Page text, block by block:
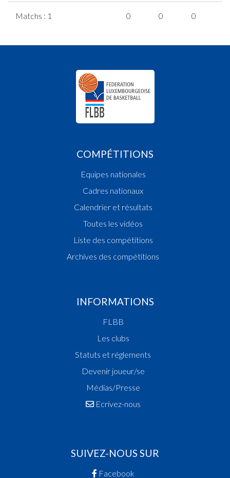
Matchs : 1 0 0 0
COMPÉTITIONS
Equipes nationales
Cadres nationaux
Calendrier et résultats
Toutes les vidéos
Liste des compétitions
Archives des compétitions
INFORMATIONS
FLBB
Les clubs
Statuts et réglements
Devenir joueur/se
Médias/Presse
Ecrivez-nous
SUIVEZ-NOUS SUR
Facebook